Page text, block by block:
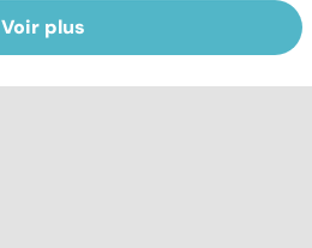
Voir plus